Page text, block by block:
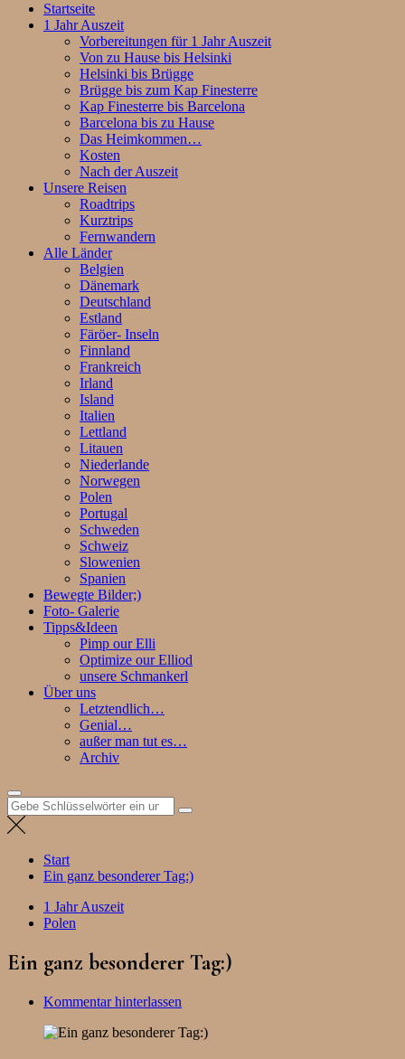
Startseite
1 Jahr Auszeit
Vorbereitungen für 1 Jahr Auszeit
Von zu Hause bis Helsinki
Helsinki bis Brügge
Brügge bis zum Kap Finesterre
Kap Finesterre bis Barcelona
Barcelona bis zu Hause
Das Heimkommen…
Kosten
Nach der Auszeit
Unsere Reisen
Roadtrips
Kurztrips
Fernwandern
Alle Länder
Belgien
Dänemark
Deutschland
Estland
Färöer- Inseln
Finnland
Frankreich
Irland
Island
Italien
Lettland
Litauen
Niederlande
Norwegen
Polen
Portugal
Schweden
Schweiz
Slowenien
Spanien
Bewegte Bilder;)
Foto- Galerie
Tipps&Ideen
Pimp our Elli
Optimize our Elliod
unsere Schmankerl
Über uns
Letztendlich…
Genial…
außer man tut es…
Archiv
Suchen
nach:
Start
Ein ganz besonderer Tag:)
1 Jahr Auszeit
Polen
Ein ganz besonderer Tag:)
Kommentar hinterlassen